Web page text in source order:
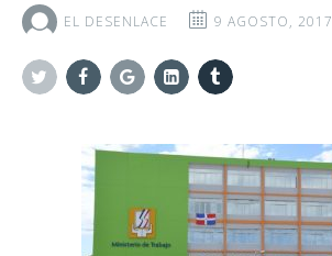
EL DESENLACE 9 AGOSTO, 2017